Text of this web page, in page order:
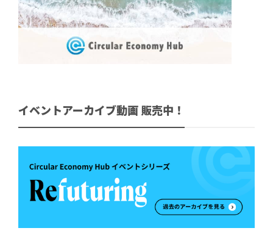
イベントアーカイブ動画 販売中！